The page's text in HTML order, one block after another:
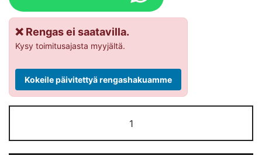
❌ Rengas ei saatavilla.
Kysy toimitusajasta myyjältä.
Kokeile päivitettyä rengashakuamme
Efficientgrip
Performance XL *ROF